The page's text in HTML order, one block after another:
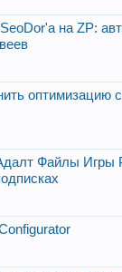
на ZP:
оптимизацию
Файлы Игры